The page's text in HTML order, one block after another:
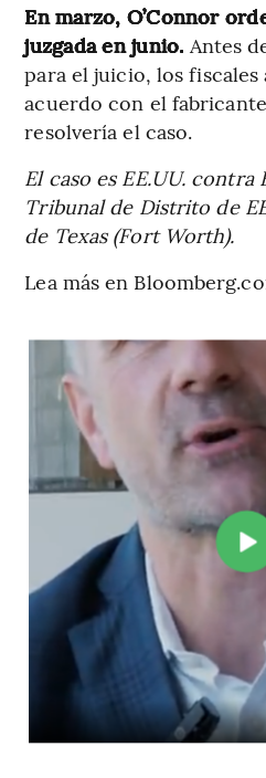
En marzo, O’Connor
juzgada en junio. Antes
para el juicio, los
acuerdo con el
resolvería el caso.
El caso es EE.UU.
Tribunal de Distrito de
de Texas (Fort Worth).
Lea más en